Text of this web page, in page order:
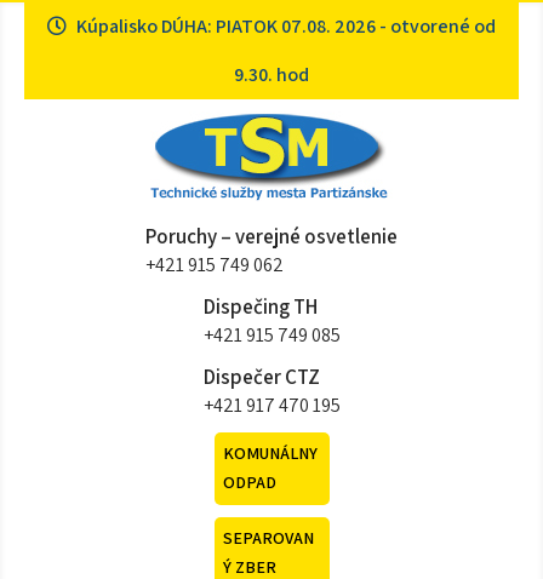
Kúpalisko DÚHA: PIATOK 07.08. 2026 - otvorené od
9.30. hod
Technické služby mesta
Partizánske
Sme tu pre vásPoruchy – verejné osvetlenie
+421 915 749 062
Dispečing TH
+421 915 749 085
Dispečer CTZ
+421 917 470 195
KOMUNÁLNY
ODPAD
SEPAROVAN
Ý ZBER